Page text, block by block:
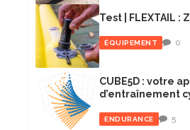
Test | FLEXTAIL :
ÉQUIPEMENT 0
CUBE5D : votre
d’entraînement
ENDURANCE 5